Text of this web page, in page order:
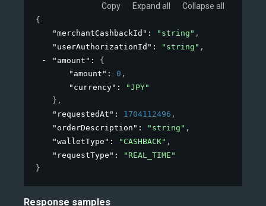
Copy Expand all Collapse all
{
"merchantCashbackId" : "string" ,
"userAuthorizationId" : "string" ,
"amount" : {
"amount" : 0 ,
"currency" :
"JPY"
} ,
"requestedAt" : 1704112496 ,
"orderDescription" : "string" ,
"walletType" : "CASHBACK" ,
"requestType" :
"REAL_TIME"
}
Response samples